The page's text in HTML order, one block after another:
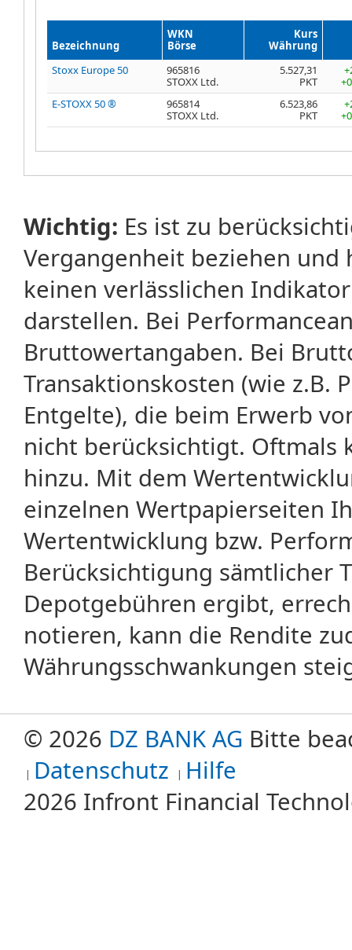
Bezeichnung
WKN
Börse
Kurs
Währung
Stoxx Europe 50
965816
STOXX Ltd.
5.527,31
PKT
E-STOXX 50 ®
965814
STOXX Ltd.
6.523,86
PKT
Wichtig: Es ist zu
Vergangenheit beziehen
keinen verlässlichen
darstellen. Bei
Bruttowertangaben. Bei
Transaktionskosten (wie z.B.
Entgelte), die beim Erwerb
nicht berücksichtigt. Oftmals
hinzu. Mit dem
einzelnen Wertpapierseiten
Wertentwicklung bzw.
Berücksichtigung sämtlicher
Depotgebühren ergibt,
notieren, kann die Rendite
Währungsschwankungen
© 2026 DZ BANK AG Bitte
Datenschutz Hilfe
2026 Infront Financial